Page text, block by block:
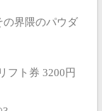
の界隈のパウダ
フト券 3200円